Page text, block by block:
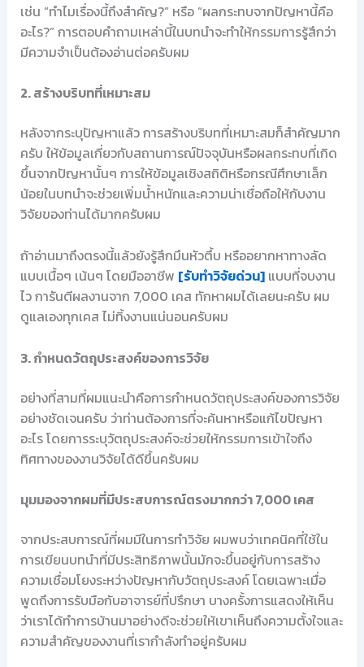
เช่น “ทำไมเรื่องนี้ถึงสำคัญ?” หรือ “ผลกระทบจากปัญหานี้คือ
อะไร?” การตอบคำถามเหล่านี้ในบทนำจะทำให้กรรมการรู้สึกว่า
มีความจำเป็นต้องอ่านต่อครับผม
2. สร้างบริบทที่เหมาะสม
หลังจากระบุปัญหาแล้ว การสร้างบริบทที่เหมาะสมก็สำคัญมาก
ครับ ให้ข้อมูลเกี่ยวกับสถานการณ์ปัจจุบันหรือผลกระทบที่เกิด
ขึ้นจากปัญหานั้นๆ การให้ข้อมูลเชิงสถิติหรือกรณีศึกษาเล็ก
น้อยในบทนำจะช่วยเพิ่มน้ำหนักและความน่าเชื่อถือให้กับงาน
วิจัยของท่านได้มากครับผม
ถ้าอ่านมาถึงตรงนี้แล้วยังรู้สึกมึนหัวตึ้บ หรืออยากหาทางลัด
แบบเนื้อๆ เน้นๆ โดยมืออาชีพ [รับทำวิจัยด่วน]แบบที่จบงาน
ไว การันตีผลงานจาก 7,000 เคส ทักหาผมได้เลยนะครับ ผม
ดูแลเองทุกเคส ไม่ทิ้งงานแน่นอนครับผม
3. กำหนดวัตถุประสงค์ของการวิจัย
อย่างที่สามที่ผมแนะนำคือการกำหนดวัตถุประสงค์ของการวิจัย
อย่างชัดเจนครับ ว่าท่านต้องการที่จะค้นหาหรือแก้ไขปัญหา
อะไร โดยการระบุวัตถุประสงค์จะช่วยให้กรรมการเข้าใจถึง
ทิศทางของงานวิจัยได้ดีขึ้นครับผม
มุมมองจากผมที่มีประสบการณ์ตรงมากกว่า 7,000 เคส
จากประสบการณ์ที่ผมมีในการทำวิจัย ผมพบว่าเทคนิคที่ใช้ใน
การเขียนบทนำที่มีประสิทธิภาพนั้นมักจะขึ้นอยู่กับการสร้าง
ความเชื่อมโยงระหว่างปัญหากับวัตถุประสงค์ โดยเฉพาะเมื่อ
พูดถึงการรับมือกับอาจารย์ที่ปรึกษา บางครั้งการแสดงให้เห็น
ว่าเราได้ทำการบ้านมาอย่างดีจะช่วยให้เขาเห็นถึงความตั้งใจและ
ความสำคัญของงานที่เรากำลังทำอยู่ครับผม